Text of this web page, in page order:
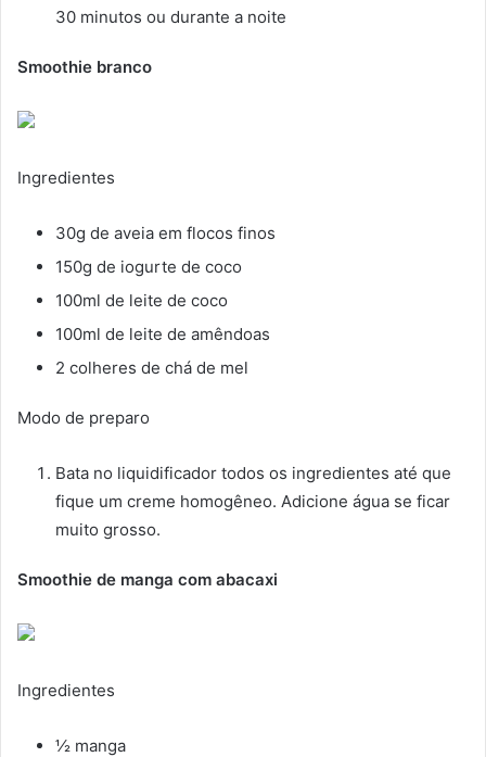
30 minutos ou durante a noite
Smoothie branco
Ingredientes
30g de aveia em flocos finos
150g de iogurte de coco
100ml de leite de coco
100ml de leite de amêndoas
2 colheres de chá de mel
Modo de preparo
Bata no liquidificador todos os ingredientes até que
fique um creme homogêneo. Adicione água se ficar
muito grosso.
Smoothie de manga com abacaxi
Ingredientes
½ manga